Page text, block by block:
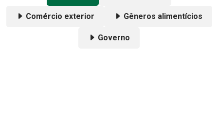
Comércio exterior Gêneros alimentícios
Governo